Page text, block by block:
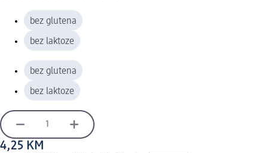
bez glutena
bez laktoze
bez glutena
bez laktoze
4,25 KM